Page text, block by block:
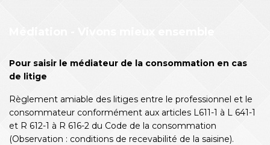
Pour saisir le médiateur de la consommation en cas
de litige
Règlement amiable des litiges entre le professionnel et le
consommateur conformément aux articles L611-1 à L 641-1
et R 612-1 à R 616-2 du Code de la consommation
(Observation : conditions de recevabilité de la saisine).